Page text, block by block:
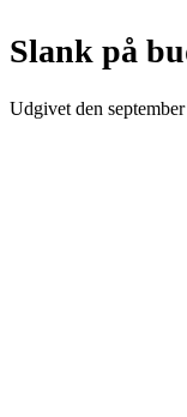
Slank på
Udgivet den